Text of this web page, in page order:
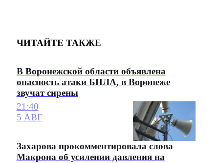
ЧИТАЙТЕ ТАКЖЕ
В Воронежской области объявлена
опасность атаки БПЛА, в Воронеже
звучат сирены
21:40
5 АВГ
Захарова прокомментировала слова
Макрона об усилении давления на